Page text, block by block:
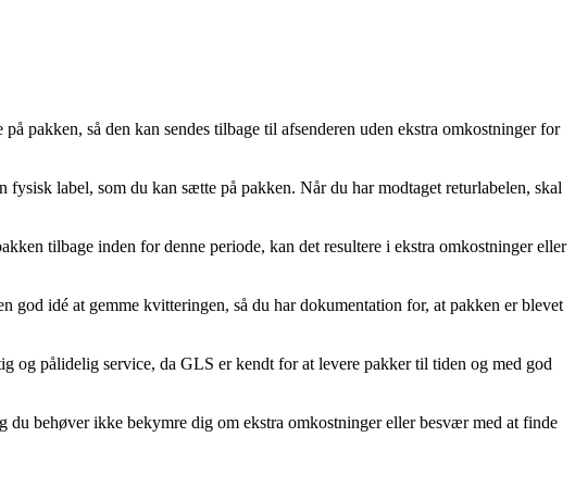
pakken, så den kan sendes tilbage til afsenderen uden ekstra omkostninger for
label, som du kan sætte på pakken. Når du har modtaget returlabelen, skal
tilbage inden for denne periode, kan det resultere i ekstra omkostninger eller
god idé at gemme kvitteringen, så du har dokumentation for, at pakken er blevet
og pålidelig service, da GLS er kendt for at levere pakker til tiden og med god
behøver ikke bekymre dig om ekstra omkostninger eller besvær med at finde